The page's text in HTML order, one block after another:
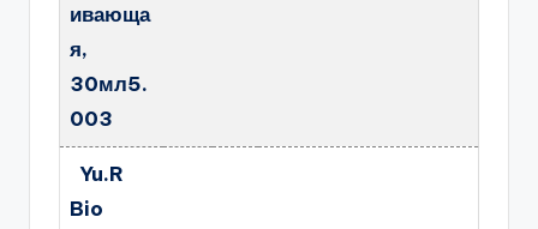
ивающа
я,
30мл5.
003
Yu.R
Bio